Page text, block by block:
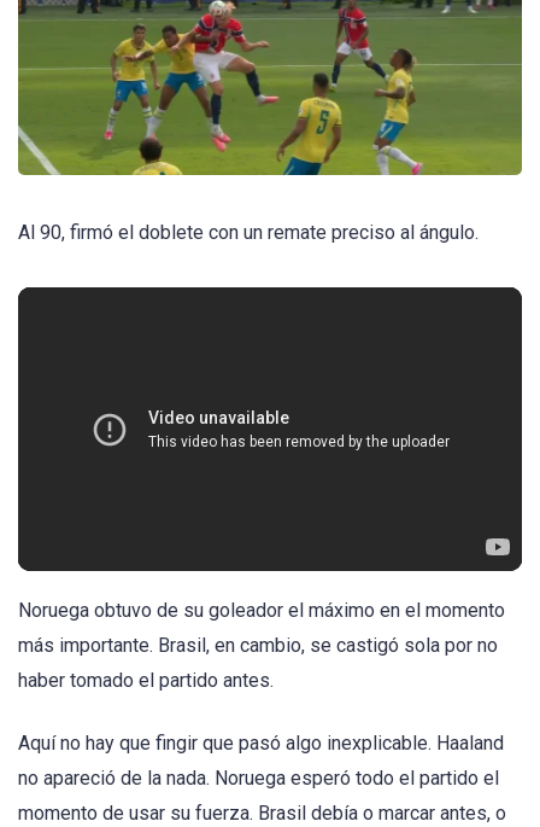
Al 90, firmó el doblete con un remate preciso al ángulo.
Noruega obtuvo de su goleador el máximo en el momento
más importante. Brasil, en cambio, se castigó sola por no
haber tomado el partido antes.
Aquí no hay que fingir que pasó algo inexplicable. Haaland
no apareció de la nada. Noruega esperó todo el partido el
momento de usar su fuerza. Brasil debía o marcar antes, o